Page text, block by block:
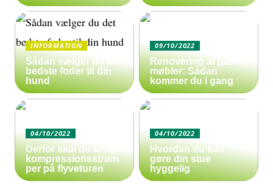
INFORMATION
Sådan vælger du det
bedste foder til din
hund
09/10/2022
Renovering af gamle
møbler: Sådan
kommer du i gang
04/10/2022
Derfor skal du bruge
kompressionsstrøm
per på flyveturen
04/10/2022
Hvordan du kan
gøre din stue
hyggelig